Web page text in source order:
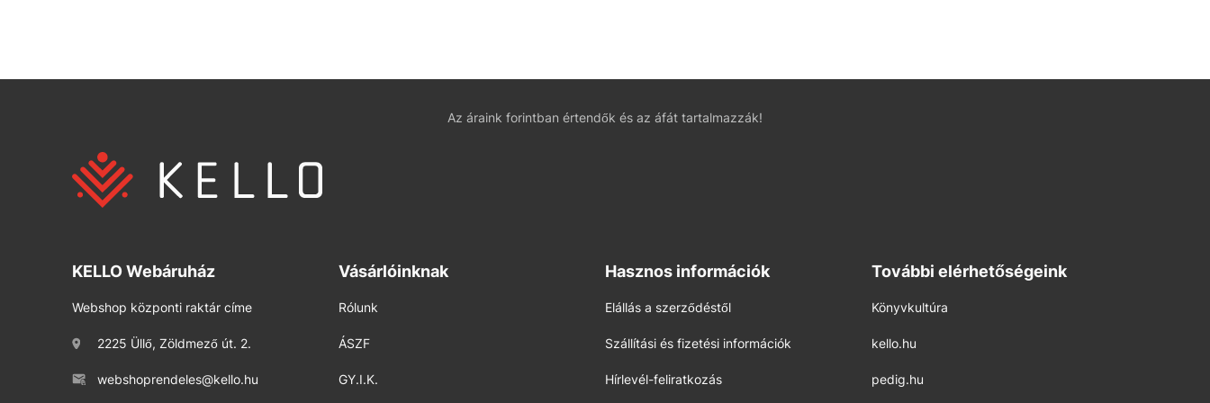
Az áraink forintban értendők és az áfát tartalmazzák!
KELLO Webáruház
Webshop központi raktár címe
2225 Üllő, Zöldmező út. 2.
webshoprendeles@kello.hu
Vásárlóinknak
Rólunk
ÁSZF
GY.I.K.
Hasznos információk
Elállás a szerződéstől
Szállítási és fizetési információk
Hírlevél-feliratkozás
További elérhetőségeink
Könyvkultúra
kello.hu
pedig.hu